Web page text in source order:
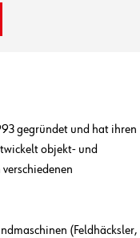
gegründet und hat ihren
objekt- und
(Feldhäcksler,